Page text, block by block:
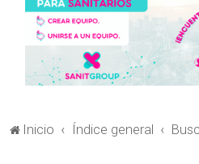
Inicio Índice general